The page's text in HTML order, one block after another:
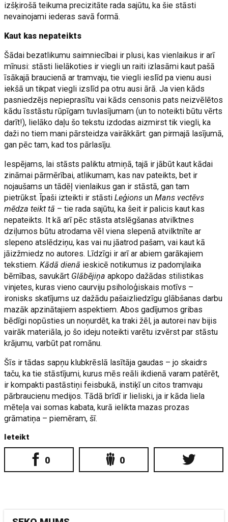
izšķirošā teikuma precizitāte rada sajūtu, ka šie stāsti
nevainojami iederas savā formā.
Kaut kas nepateikts
Šādai bezatlikumu saimniecībai ir plusi, kas vienlaikus ir arī
mīnusi: stāsti lielākoties ir viegli un raiti izlasāmi kaut pašā
īsākajā braucienā ar tramvaju, tie viegli ieslīd pa vienu ausi
iekšā un tikpat viegli izslīd pa otru ausi ārā. Ja vien kāds
pasniedzējs nepieprasītu vai kāds censonis pats neizvēlētos
kādu īsstāstu rūpīgam tuvlasījumam (un to noteikti būtu vērts
darīt!), lielāko daļu šo tekstu izdodas aizmirst tik viegli, ka
daži no tiem mani pārsteidza vairākkārt: gan pirmajā lasījumā,
gan pēc tam, kad tos pārlasīju.
Iespējams, lai stāsts paliktu atmiņā, tajā ir jābūt kaut kādai
zināmai pārmērībai, atlikumam, kas nav pateikts, bet ir
nojaušams un tādēļ vienlaikus gan ir stāstā, gan tam
pietrūkst. Īpaši izteikti ir stāstiLeģions unMans vectēvs
mēdza teikt tā – tie rada sajūtu, ka šeit ir palicis kaut kas
nepateikts. It kā arī pēc stāsta atslēgšanas atvilktnes
dziļumos būtu atrodama vēl viena slepenā atvilktnīte ar
slepeno atslēdziņu, kas vai nu jāatrod pašam, vai kaut kā
jāizžmiedz no autores. Līdzīgi ir arī ar abiem garākajiem
tekstiem.Kādā dienā ieskicē notikumus iz padomjlaika
bērnības, savukārt Glābējiņa apkopo dažādas stilistikas
vinjetes, kuras vieno caurviju psiholoģiskais motīvs –
ironisks skatījums uz dažādu pašaizliedzīgu glābšanas darbu
mazāk apzinātajiem aspektiem. Abos gadījumos gribas
bēdīgi nopūsties un noņurdēt, ka traki žēl, ja autorei nav bijis
vairāk materiāla, jo šo ideju noteikti varētu izvērst par stāstu
krājumu, varbūt pat romānu.
Šīs ir tādas sapņu klubkrēslā lasītāja gaudas – jo skaidrs
taču, ka tie stāstījumi, kurus mēs reāli ikdienā varam patērēt,
ir kompakti pastāstiņi feisbukā, instiķī un citos tramvaju
pārbraucienu medijos. Tādā brīdī ir lieliski, ja ir kāda liela
mēteļa vai somas kabata, kurā ielikta mazas prozas
grāmatiņa – piemēram, šī.
Ieteikt
0 0